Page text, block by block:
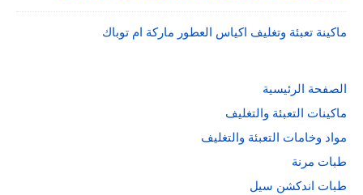
ماكينة تعبئة وتغليف اكياس العطور ماركة ام توباك
الصفحة الرئيسية
ماكينات التعبئة والتغليف
مواد وخامات التعبئة والتغليف
طبات مرنة
طبات اندكشن سيل